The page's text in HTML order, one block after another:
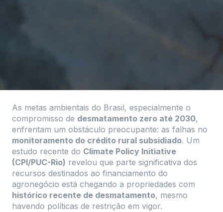
As metas ambientais do Brasil, especialmente o
compromisso de desmatamento zero até 2030,
enfrentam um obstáculo preocupante: as falhas no
monitoramento do crédito rural subsidiado. Um
estudo recente do Climate Policy Initiative
(CPI/PUC-Rio) revelou que parte significativa dos
recursos destinados ao financiamento do
agronegócio está chegando a propriedades com
histórico recente de desmatamento, mesmo
havendo políticas de restrição em vigor.